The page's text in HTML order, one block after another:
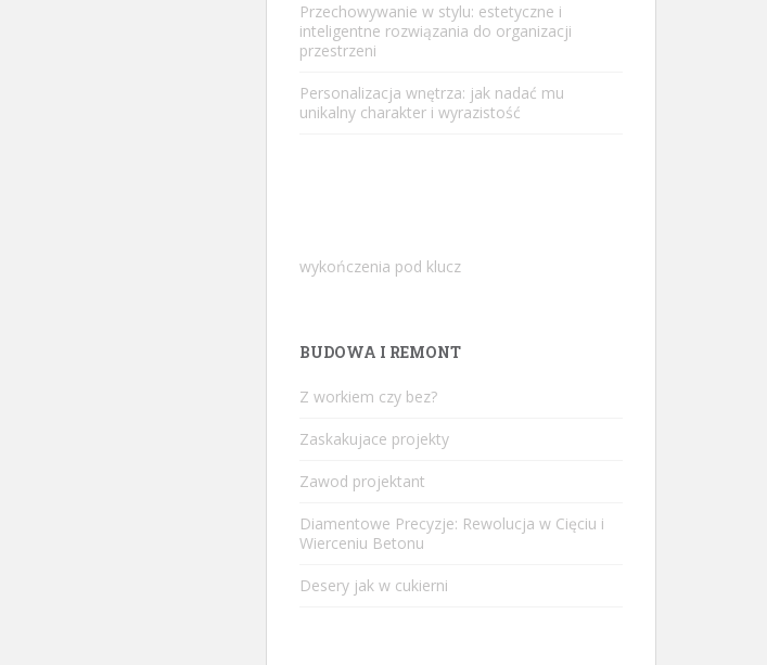
Przechowywanie w stylu: estetyczne i
inteligentne rozwiązania do organizacji
przestrzeni
Personalizacja wnętrza: jak nadać mu
unikalny charakter i wyrazistość
wykończenia pod klucz
BUDOWA I REMONT
Z workiem czy bez?
Zaskakujace projekty
Zawod projektant
Diamentowe Precyzje: Rewolucja w Cięciu i
Wierceniu Betonu
Desery jak w cukierni